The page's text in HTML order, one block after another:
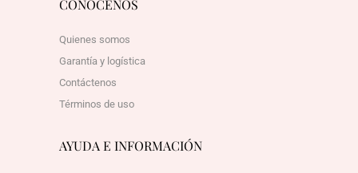
CONÓCENOS
Quienes somos
Garantía y logística
Contáctenos
Términos de uso
AYUDA E INFORMACIÓN